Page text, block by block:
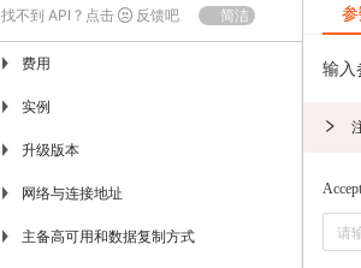
找不到 API ? 点击 反馈吧 简洁
▶ 费用
▶ 实例
▶ 升级版本
▶ 网络与连接地址
▶ 主备高可用和数据复制方式
输入